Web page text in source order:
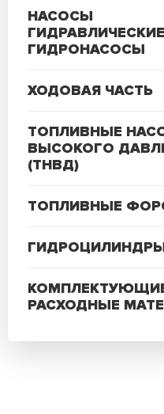
НАСОСЫ
ГИДРАВЛИЧЕСКИЕ
ГИДРОНАСОСЫ
ХОДОВАЯ ЧАСТЬ
ТОПЛИВНЫЕ
ВЫСОКОГО
(ТНВД)
ТОПЛИВНЫЕ
РАСХОДНЫЕ